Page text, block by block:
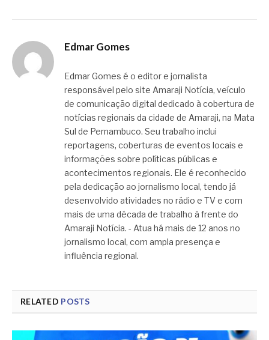
Edmar Gomes
Edmar Gomes é o editor e jornalista
responsável pelo site Amaraji Notícia, veículo
de comunicação digital dedicado à cobertura de
notícias regionais da cidade de Amaraji, na Mata
Sul de Pernambuco. Seu trabalho inclui
reportagens, coberturas de eventos locais e
informações sobre políticas públicas e
acontecimentos regionais. Ele é reconhecido
pela dedicação ao jornalismo local, tendo já
desenvolvido atividades no rádio e TV e com
mais de uma década de trabalho à frente do
Amaraji Notícia. - Atua há mais de 12 anos no
jornalismo local, com ampla presença e
influência regional.
RELATED POSTS